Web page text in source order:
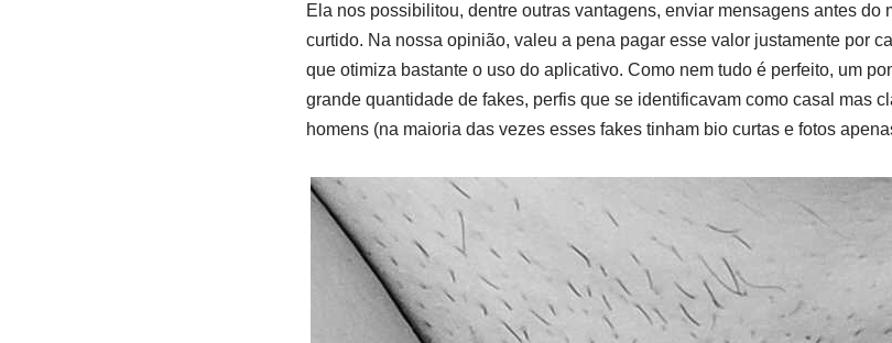
Ela nos possibilitou, dentre outras vantagens, enviar mensagens antes do
curtido. Na nossa opinião, valeu a pena pagar esse valor justamente por
que otimiza bastante o uso do aplicativo. Como nem tudo é perfeito, um
grande quantidade de fakes, perfis que se identificavam como casal mas
homens (na maioria das vezes esses fakes tinham bio curtas e fotos